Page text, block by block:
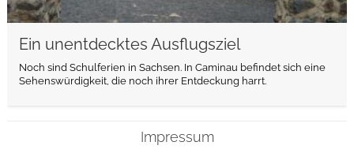
Ein unentdecktes Ausflugsziel
Noch sind Schulferien in Sachsen. In Caminau befindet sich eine
Sehenswürdigkeit, die noch ihrer Entdeckung harrt.
Impressum